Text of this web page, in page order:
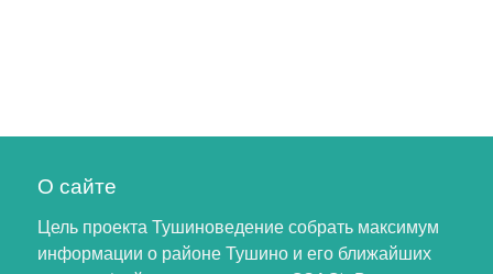
О сайте
Цель проекта Тушиноведение собрать максимум
информации о районе Тушино и его ближайших